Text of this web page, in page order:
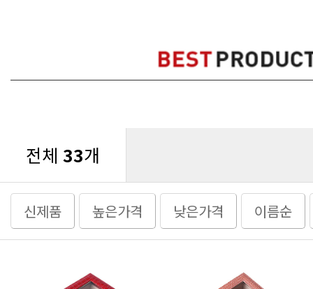
전체 33개
신제품 높은가격 낮은가격 이름순